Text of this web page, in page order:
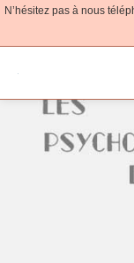
N’hésitez pas à nous